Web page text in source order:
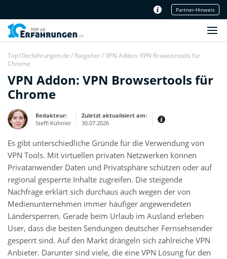
Unser Redaktionsteam
Partner-Hinweis
Top10erfahrungen.de / Ratgeber/VPN Addon: VPN Browsertools für
Chrome
VPN Addon: VPN Browsertools für
Chrome
Redakteur:
Steffi Kühnler
Zuletzt aktualisiert am:
30.07.2026
Thema:
Erfahrungen:
Produkt- und Kategorietexte sowie
Newsberichte
Mein Werdegang ist relativ bunt,
denn ich habe zuerst eine praktische
abgeschlossen und später noch ein
IT-Studium an der Fachhochschule
draufgelegt.
Es gibt unterschiedliche Gründe für die Verwendung von
VPN Tools. Mit virtuellen privaten Netzwerken können
Privatanwender Daten und Privatsphäre schützen oder auf
regional gesperrte Inhalte zugreifen. Die steigende
Nachfrage erklärt sich durchaus auch wegen der von
Medienunternehmen immer häufiger angewendeten
Ländersperren. Gerade beim Urlaub im Ausland erleben
User, dass die besten Sendungen deutscher Fernsehsender
gesperrt sind. Auf den Markt drängeln sich zahlreiche VPN
Anbieter. Darunter sind viele, die eine VPN Lösung für den